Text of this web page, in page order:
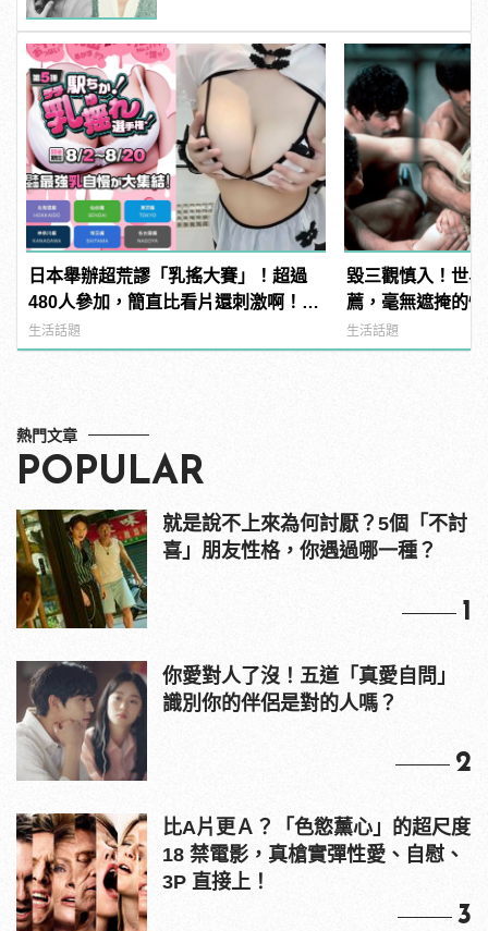
日本舉辦超荒謬「乳搖大賽」！超過
480人參加，簡直比看片還刺激啊！ |
manfashion這樣變型男
生活話題
毀三觀慎入！世
薦，毫無遮掩的
噁心到極致！ |
男
生活話題
熱門文章
POPULAR
就是說不上來為何討厭？5個「不討
喜」朋友性格，你遇過哪一種？
1
你愛對人了沒！五道「真愛自問」
識別你的伴侶是對的人嗎？
2
比A片更Ａ？「色慾薰心」的超尺度
18 禁電影，真槍實彈性愛、自慰、
3P 直接上！
3